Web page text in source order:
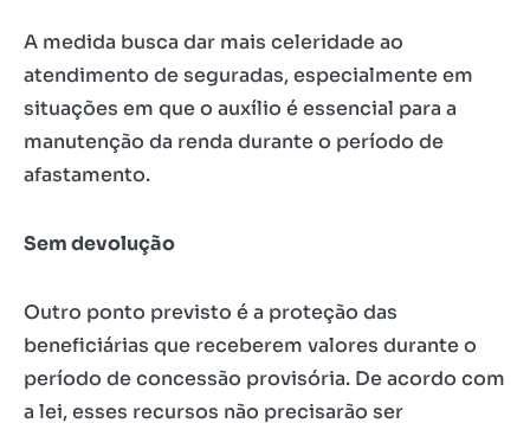
A medida busca dar mais celeridade ao
atendimento de seguradas, especialmente em
situações em que o auxílio é essencial para a
manutenção da renda durante o período de
afastamento.
Sem devolução
Outro ponto previsto é a proteção das
beneficiárias que receberem valores durante o
período de concessão provisória. De acordo com
a lei, esses recursos não precisarão ser